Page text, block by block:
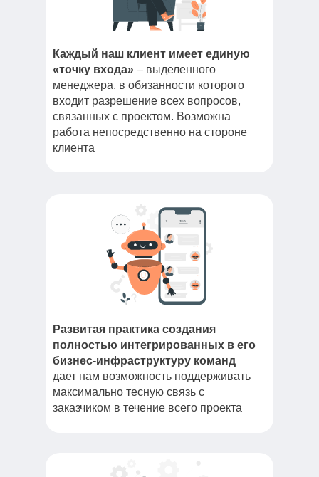
Каждый наш клиент имеет единую
«точку входа» – выделенного
менеджера, в обязанности которого
входит разрешение всех вопросов,
связанных с проектом. Возможна
работа непосредственно на стороне
клиента
Развитая практика создания
полностью интегрированных в его
бизнес-инфраструктуру команд
дает нам возможность поддерживать
максимально тесную связь с
заказчиком в течение всего проекта